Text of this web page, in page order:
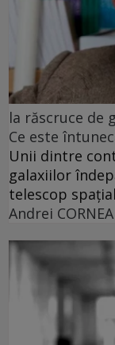
la răscruce de
Ce este
Unii dintre
galaxiilor
telescop
Andrei CORNEA